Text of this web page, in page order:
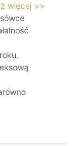
więcej >>